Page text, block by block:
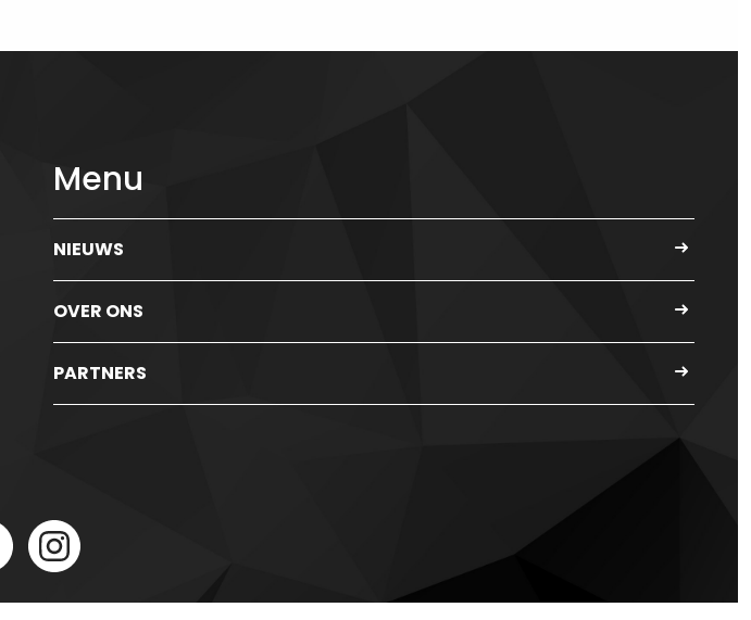
Menu
NIEUWS
OVER ONS
PARTNERS